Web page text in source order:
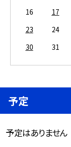
16
17
23
24
30
31
予定
予定はありません